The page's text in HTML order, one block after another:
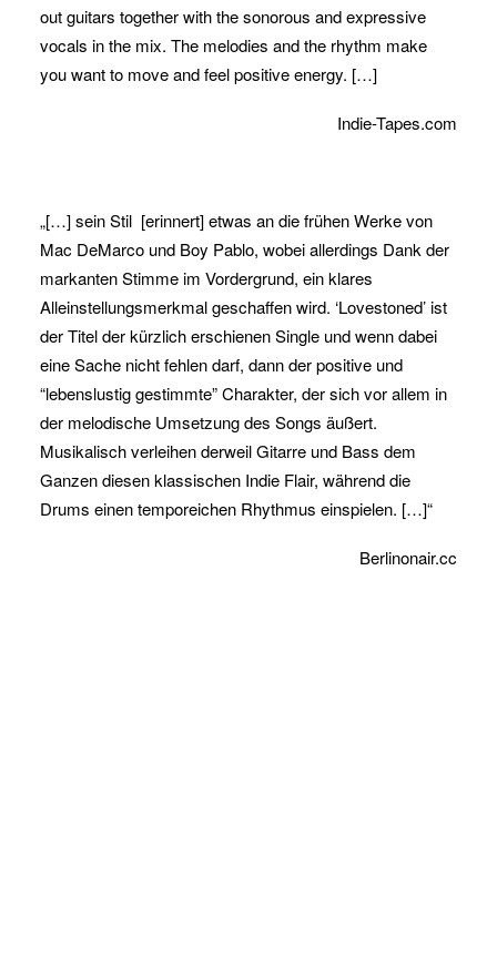
out guitars together with the sonorous and expressive
vocals in the mix. The melodies and the rhythm make
you want to move and feel positive energy. […]
Indie-Tapes.com
„[…] sein Stil [erinnert] etwas an die frühen Werke von
Mac DeMarco und Boy Pablo, wobei allerdings Dank der
markanten Stimme im Vordergrund, ein klares
Alleinstellungsmerkmal geschaffen wird. ‘Lovestoned’ ist
der Titel der kürzlich erschienen Single und wenn dabei
eine Sache nicht fehlen darf, dann der positive und
“lebenslustig gestimmte” Charakter, der sich vor allem in
der melodische Umsetzung des Songs äußert.
Musikalisch verleihen derweil Gitarre und Bass dem
Ganzen diesen klassischen Indie Flair, während die
Drums einen temporeichen Rhythmus einspielen. […]“
Berlinonair.cc